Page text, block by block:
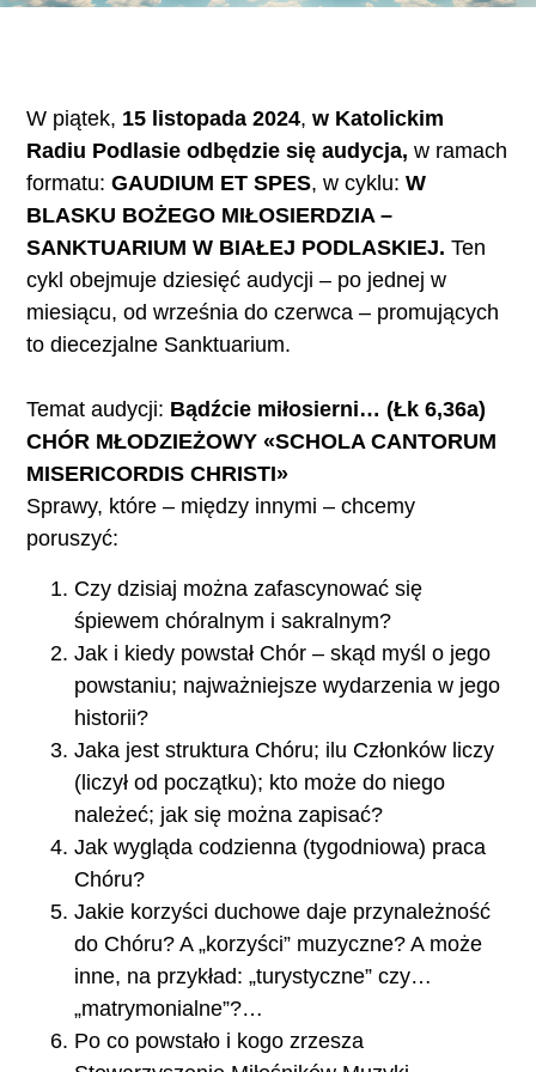
W piątek, 15 listopada 2024,w Katolickim
Radiu Podlasie odbędzie się audycja, w ramach
formatu:GAUDIUM ET SPES, w cyklu:W
BLASKU BOŻEGO MIŁOSIERDZIA –
SANKTUARIUM W BIAŁEJ PODLASKIEJ. Ten
cykl obejmuje dziesięć audycji – po jednej w
miesiącu, od września do czerwca – promujących
to diecezjalne Sanktuarium.
Temat audycji: Bądźcie miłosierni… (Łk 6,36a)
CHÓR MŁODZIEŻOWY «SCHOLA CANTORUM
MISERICORDIS CHRISTI»
Sprawy, które – między innymi – chcemy
poruszyć:
Czy dzisiaj można zafascynować się
śpiewem chóralnym i sakralnym?
Jak i kiedy powstał Chór – skąd myśl o jego
powstaniu; najważniejsze wydarzenia w jego
historii?
Jaka jest struktura Chóru; ilu Członków liczy
(liczył od początku); kto może do niego
należeć; jak się można zapisać?
Jak wygląda codzienna (tygodniowa) praca
Chóru?
Jakie korzyści duchowe daje przynależność
do Chóru? A „korzyści” muzyczne? A może
inne, na przykład: „turystyczne” czy…
„matrymonialne”?…
Po co powstało i kogo zrzesza